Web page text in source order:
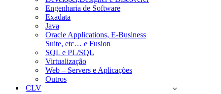
Engenharia de Software
Exadata
Java
Oracle Applications, E-Business
Suite, etc… e Fusion
SQL e PL/SQL
Virtualização
Web – Servers e Aplicações
Outros
CLV